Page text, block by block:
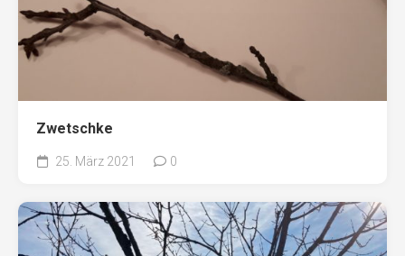
Zwetschke
25. März 2021 0